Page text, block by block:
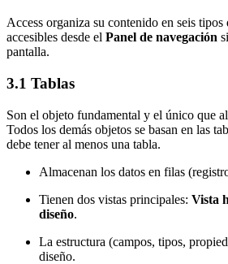
Access organiza su contenido en seis tipos
accesibles desde el Panel de navegación
pantalla.
3.1 Tablas
Son el objeto fundamental y el único que
Todos los demás objetos se basan en las
debe tener al menos una tabla.
Almacenan los datos en filas
Tienen dos vistas principales: Vista
diseño.
La estructura (campos, tipos,
diseño.